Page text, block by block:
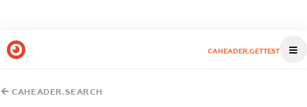
CAHEADER.GETTEST
CAHEADER.SEARCH